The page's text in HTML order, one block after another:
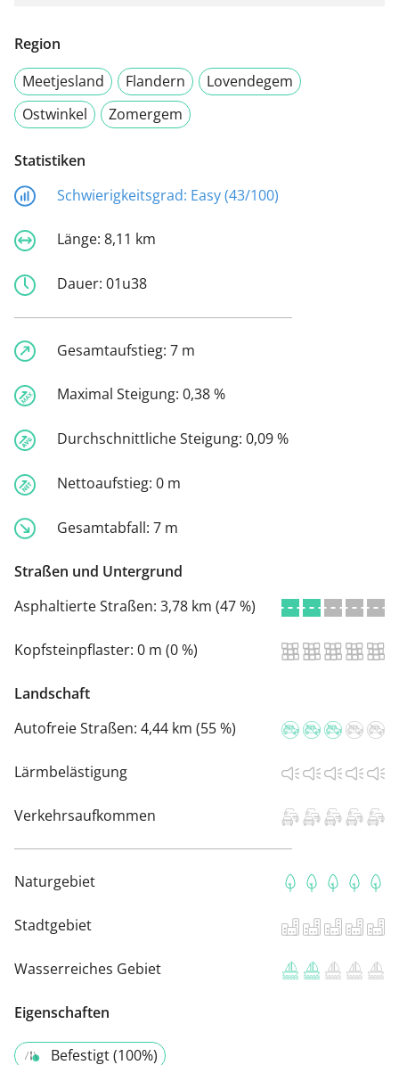
Region
Meetjesland
Flandern
Lovendegem
Ostwinkel
Zomergem
Statistiken
Schwierigkeitsgrad: Easy (43/100)
Länge: 8,11 km
Dauer: 01u38
Gesamtaufstieg: 7 m
Maximal Steigung: 0,38 %
Durchschnittliche Steigung: 0,09 %
Nettoaufstieg: 0 m
Gesamtabfall: 7 m
Straßen und Untergrund
Asphaltierte Straßen: 3,78 km (47 %)
Kopfsteinpflaster: 0 m (0 %)
Landschaft
Autofreie Straßen: 4,44 km (55 %)
Lärmbelästigung
Verkehrsaufkommen
Naturgebiet
Stadtgebiet
Wasserreiches Gebiet
Eigenschaften
Befestigt (100%)